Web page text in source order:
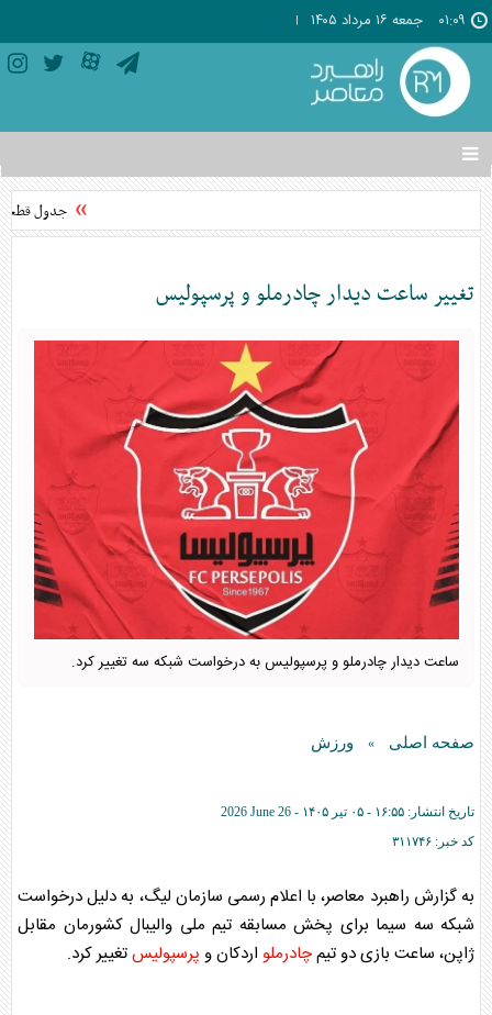
۰۱:۰۹ جمعه ۱۶ مرداد ۱۴۰۵
تغییر
وضعیت
منوی
ها
جدول قطعی برق
تغییر ساعت دیدار چادرملو و پرسپولیس
ساعت دیدار چادرملو و پرسپولیس به درخواست شبکه سه تغییر کرد.
صفحه اصلی » ورزش
تاریخ انتشار: ۱۶:۵۵ - ۰۵ تير ۱۴۰۵ -
2026 June 26
کد خبر: ۳۱۱۷۴۶
به گزارش راهبرد معاصر، با اعلام رسمی سازمان لیگ، به دلیل درخواست
شبکه سه سیما برای پخش مسابقه تیم ملی والیبال کشورمان مقابل
ژاپن، ساعت بازی دو تیمچادرملو اردکان و پرسپولیستغییر کرد.